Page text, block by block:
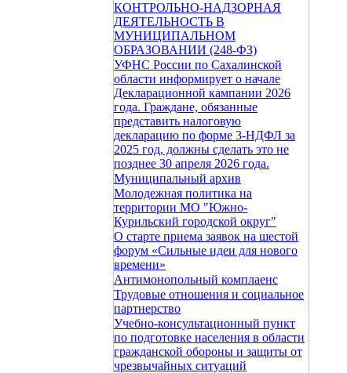
КОНТРОЛЬНО-НАДЗОРНАЯ
ДЕЯТЕЛЬНОСТЬ В
МУНИЦИПАЛЬНОМ
ОБРАЗОВАНИИ (248-ФЗ)
УФНС России по Сахалинской
области информирует о начале
Декларационной кампании 2026
года. Граждане, обязанные
представить налоговую
декларацию по форме 3-НДФЛ за
2025 год, должны сделать это не
позднее 30 апреля 2026 года.
Муниципальный архив
Молодежная политика на
территории МО "Южно-
Курильский городской округ"
О старте приема заявок на шестой
форум «Сильные идеи для нового
времени»
Антимонопольный комплаенс
Трудовые отношения и социальное
партнерство
Учебно-консультационный пункт
по подготовке населения в области
гражданской обороны и защиты от
чрезвычайных ситуаций